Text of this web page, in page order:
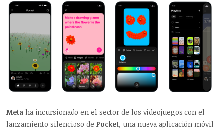
Meta ha incursionado en el sector de los videojuegos con el
lanzamiento silencioso dePocket, una nueva aplicación móvil